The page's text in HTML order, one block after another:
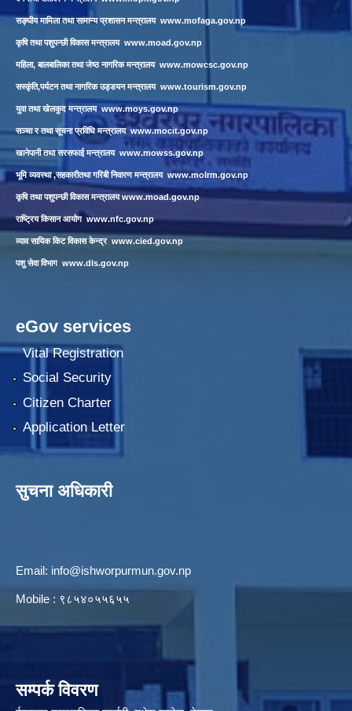
सङ्घीय मामिला तथा सामान्य प्रशासन मन्त्रालय www.mofaga.gov.np
कृषि तथा पशुपन्छी विकास मन्त्रालय www.moad.gov.np
महिला, बालबालिका तथा जेष्ठ नागरिक मन्त्रालय www.mowcsc.gov.np
सस्कृंति,पर्यटन तथा नागरिक उड्डयन मन्त्रालय www.tourism.gov.np
युवा तथा खेलकुद मन्त्रालय www.moys.gov.np
सञ्चा र तथा सूचना प्रविधि मन्त्रालय www.mocit.gov.np
खानेपानी तथा सरसफाई मन्त्रालय www.mowss.gov.np
भूमि व्यवस्था ,सहकारीतथा गरिबी निवारण मन्त्रालय www.molrm.gov.np
कृषि तथा पशुपन्छी विकास मन्त्रालयwww.moad.gov.np
राष्ट्रिय किसान आयोग www.nfc.gov.np
व्याव सायिक किट विकास केन्द्र www.cied.gov.np
पशु सेवा विभाग www.dls.gov.np
eGov services
Vital Registration
Social Security
Citizen Charter
Application Letter
सुचना अधिकारी
Email: info@ishworpurmun.gov.np
Mobile : ९८५४०५५६५५
सम्पर्क विवरण